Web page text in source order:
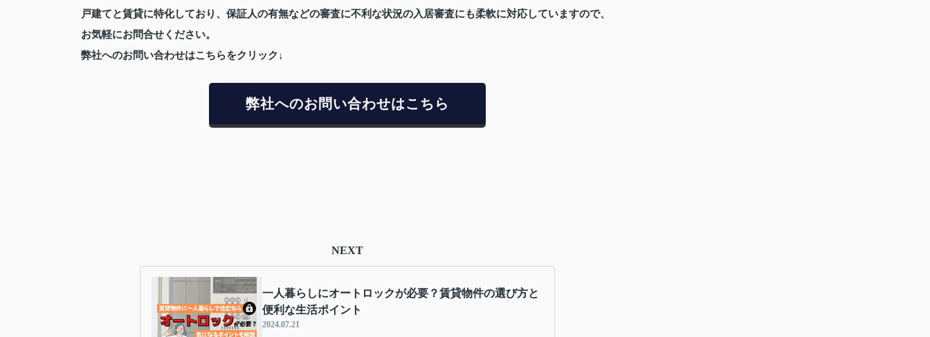
戸建てと賃貸に特化しており、保証人の有無などの審査に不利な状況の入居審査にも柔軟に対応していますので、
お気軽にお問合せください。
弊社へのお問い合わせはこちらをクリック↓
弊社へのお問い合わせはこちら
NEXT
一人暮らしにオートロックが必要？賃貸物件の選び方と
便利な生活ポイント
2024.07.21